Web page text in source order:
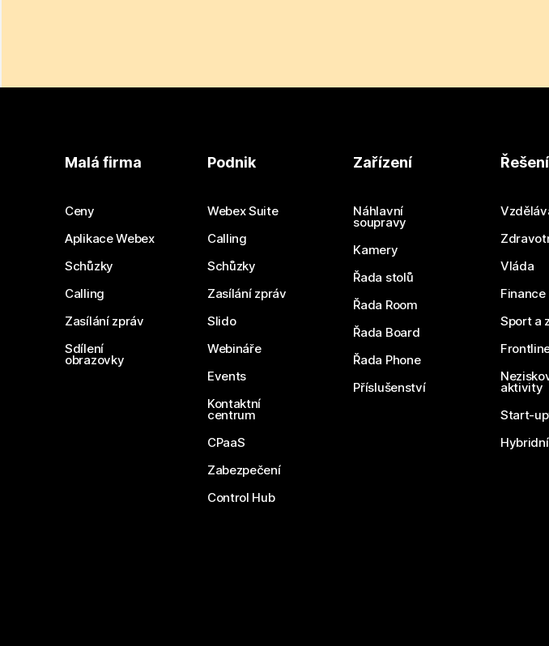
Malá firma
Ceny
Aplikace Webex
Schůzky
Calling
Zasílání zpráv
Sdílení
obrazovky
Podnik
Webex Suite
Calling
Schůzky
Zasílání zpráv
Slido
Webináře
Events
Kontaktní
centrum
CPaaS
Zabezpečení
Control Hub
Zařízení
Náhlavní
soupravy
Kamery
Řada stolů
Řada Room
Řada Board
Řada Phone
Příslušenství
Vláda
Finance
Sport a
aktivity
Start-